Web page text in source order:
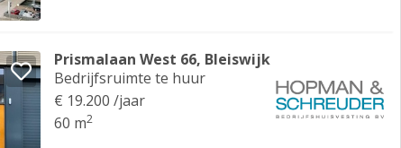
Prismalaan West 66, Bleiswijk
Bedrijfsruimte te huur
€ 19.200 /jaar
60 m2